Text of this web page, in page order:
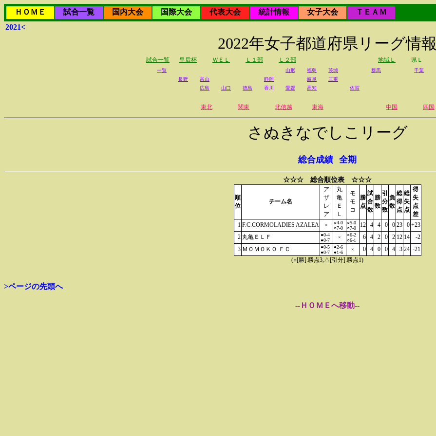
ＨＯＭＥ 試合一覧 国内大会 国際大会 代表大会 統計情報 女子大会 ＴＥＡＭ
2021<
2022年女子都道府県リーグ情報
試合一覧 皇后杯 ＷＥＬ Ｌ１部 Ｌ２部 地域Ｌ 県Ｌ
一覧 山形 福島 茨城 群馬 千葉
長野
富山 静岡 岐阜 三重
広島
山口 徳島 香川 愛媛 高知 佐賀
東北 関東 北信越 東海 中国 四国
さぬきなでしこリーグ
総合成績 全期
☆☆☆ 総合順位表 ☆☆☆
順
位
チーム名
ア
ザ
レ
ア
丸
亀
Ｅ
Ｌ
モ
モ
コ
勝
点
試
合
数
勝
数
引
分
数
負
数
総
得
点
総
失
点
得
失
点
差
1 F.C.CORMOLADIES AZALEA ×
○4-0
○7-0
○5-0
○7-0
12 4 4 0 0 23 0 +23
2 丸亀ＥＬＦ
●0-4
●0-7
×
○6-2
○6-1
6 4 2 0 2 12 14
-2
3 ＭＯＭＯＫＯ ＦＣ
●0-5
●0-7
●2-6
●1-6
× 0 4 0 0 4 3 24 -21
(○[勝]:勝点3,△[引分]:勝点1)
>ページの先頭へ
--ＨＯＭＥへ移動--